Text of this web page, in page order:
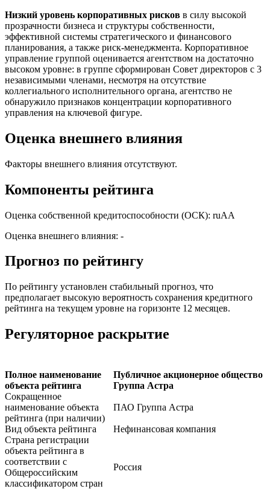
Низкий уровень корпоративных рисков в силу высокой
прозрачности бизнеса и структуры собственности,
эффективной системы стратегического и финансового
планирования, а также риск-менеджмента. Корпоративное
управление группой оценивается агентством на достаточно
высоком уровне: в группе сформирован Совет директоров с 3
независимыми членами, несмотря на отсутствие
коллегиального исполнительного органа, агентство не
обнаружило признаков концентрации корпоративного
управления на ключевой фигуре.
Оценка внешнего влияния
Факторы внешнего влияния отсутствуют.
Компоненты рейтинга
Оценка собственной кредитоспособности (ОСК): ruАА
Оценка внешнего влияния: -
Прогноз по рейтингу
По рейтингу установлен стабильный прогноз, что
предполагает высокую вероятность сохранения кредитного
рейтинга на текущем уровне на горизонте 12 месяцев.
Регуляторное раскрытие
Полное наименование
объекта рейтинга
Публичное акционерное общество
Группа Астра
Сокращенное
наименование объекта
рейтинга (при наличии)
ПАО Группа Астра
Вид объекта рейтинга
Нефинансовая компания
Страна регистрации
объекта рейтинга в
соответствии с
Общероссийским
классификатором стран
Россия